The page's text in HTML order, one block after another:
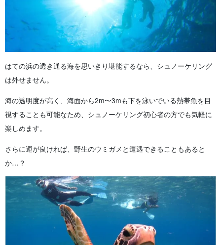
はての浜の透き通る海を思いきり堪能するなら、シュノーケリング
は外せません。
海の透明度が高く、海面から2m〜3mも下を泳いでいる熱帯魚を目
視することも可能なため、シュノーケリング初心者の方でも気軽に
楽しめます。
さらに運が良ければ、野生のウミガメと遭遇できることもあると
か…？